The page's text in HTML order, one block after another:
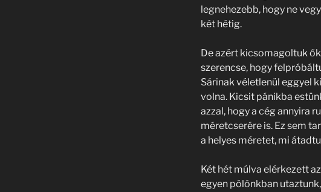
legnehezebb, hogy ne
két hétig.
De azért kicsomagoltuk
szerencse, hogy
Sárinak véletlenül eggyel
volna. Kicsit pánikba
azzal, hogy a cég annyira
méretcserére is. Ez sem
a helyes méretet, mi
Két hét múlva elérkezett
egyen pólónkban